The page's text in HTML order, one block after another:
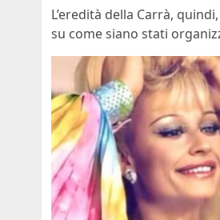
L’eredità della Carrà,
su come siano stati